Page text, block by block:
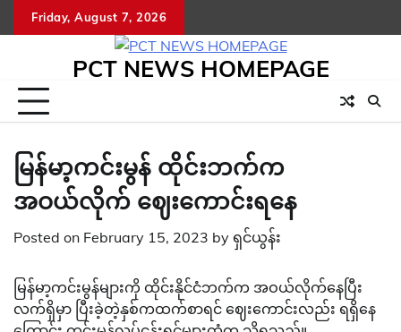
to
Friday, August 7, 2026
PCT NEWS HOMEPAGE
မြန်မာ့ကင်းမွန် ထိုင်းဘက်က
အဝယ်လိုက် ဈေးကောင်းရနေ
Posted on February 15, 2023 by ရှင်ယွန်း
မြန်မာ့ကင်းမွန်များကို ထိုင်းနိုင်ငံဘက်က အဝယ်လိုက်နေပြီး
လက်ရှိမှာ ပြီးခဲ့တဲ့နှစ်ကထက်စာရင် ဈေးကောင်းလည်း ရရှိနေ